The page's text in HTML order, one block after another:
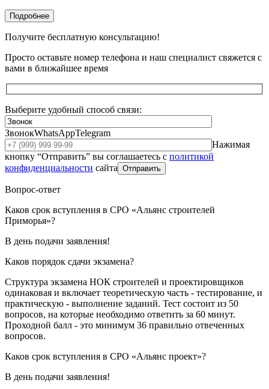
Подробнее
Получите бесплатную консультацию!
Просто оставьте номер телефона и наш специалист свяжется с
вами в ближайшее время
Выберите удобный способ связи:
ЗвонокWhatsAppTelegram
Нажимая
кнопку “Отправить” вы соглашаетесь с политикой
конфиденциальности сайта Отправить
Вопрос-ответ
Каков срок вступления в СРО «Альянс строителей
Приморья»?
В день подачи заявления!
Каков порядок сдачи экзамена?
Структура экзамена НОК строителей и проектировщиков
одинаковая и включает теоретическую часть - тестирование, и
практическую - выполнение заданий. Тест состоит из 50
вопросов, на которые необходимо ответить за 60 минут.
Проходной балл - это минимум 36 правильно отвеченных
вопросов.
Каков срок вступления в СРО «Альянс проект»?
В день подачи заявления!